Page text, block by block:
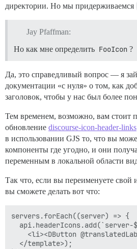
директории. Но мы придерживаемся
Jay Pfaffman:
Но как мне определить FooIcon ?
Да, это справедливый вопрос — я
документации «с нуля» о том, как
заголовок, чтобы у нас был более
Тем временем, возможно, вам стоит
обновление discourse-icon-header-links
в использовании GJS то, что вы
компоненты где угодно, и они
переменным в локальной области
Так что, если вы переименуете свой
вы сможете делать вот что:
servers.forEach((server) => {
<li><DButton
  </template>);